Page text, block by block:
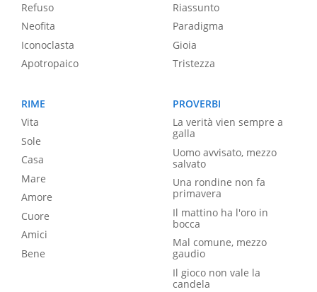
Refuso
Neofita
Iconoclasta
Apotropaico
Riassunto
Paradigma
Gioia
Tristezza
RIME
Vita
Sole
Casa
Mare
Amore
Cuore
Amici
Bene
PROVERBI
La verità vien sempre a
galla
Uomo avvisato, mezzo
salvato
Una rondine non fa
primavera
Il mattino ha l'oro in
bocca
Mal comune, mezzo
gaudio
Il gioco non vale la
candela